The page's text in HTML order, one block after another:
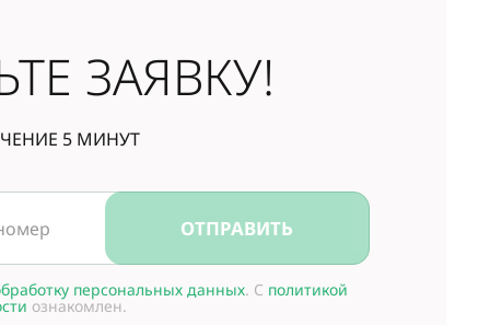
ЗАЯВКУ!
5 МИНУТ
ОТПРАВИТЬ
персональных данных. С политикой
ознакомлен.